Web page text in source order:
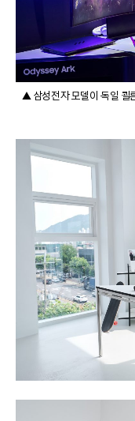
▲ 삼성전자 모델이 독일 쾰